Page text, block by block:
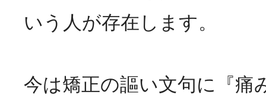
いう人が存在します。
今は矯正の謳い文句に『痛